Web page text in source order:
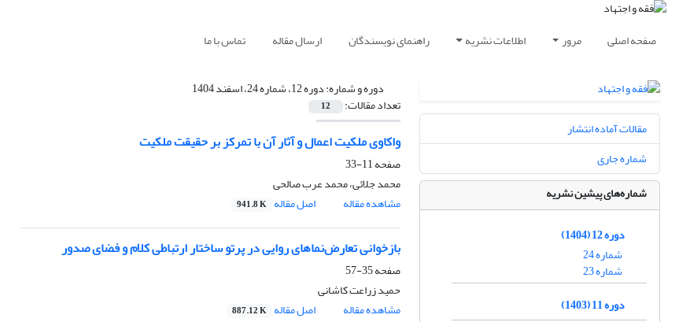
صفحه اصلی مرور اطلاعات نشریه راهنمای نویسندگان ارسال مقاله تماس با ما
دوره و شماره:دوره 12، شماره 24، اسفند 1404
تعداد مقالات: 12
واکاوی ملکیت اعمال و آثار آن با تمرکز بر حقیقت ملکیت
صفحه11-33
محمد جلائی، محمد عرب صالحی
مشاهده مقاله
اصل مقاله 941.8 K
بازخوانی تعارض‌نماهای روایی در پرتو ساختار ارتباطی کلام و فضای صدور
صفحه35-57
حمید زراعت کاشانی
مشاهده مقاله
اصل مقاله 887.12 K
مقالات آماده انتشار
شماره جاری
شماره‌های پیشین نشریه
دوره 12 (1404)
شماره 24
شماره 23
دوره 11 (1403)